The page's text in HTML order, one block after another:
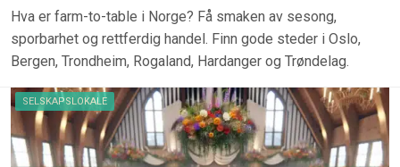
Hva er farm-to-table i Norge? Få smaken av sesong,
sporbarhet og rettferdig handel. Finn gode steder i Oslo,
Bergen, Trondheim, Rogaland, Hardanger og Trøndelag.
SELSKAPSLOKALE